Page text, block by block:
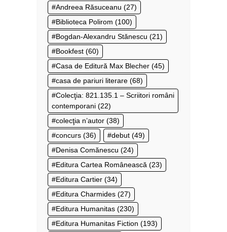
Andreea Răsuceanu (27)
Biblioteca Polirom (100)
Bogdan-Alexandru Stănescu (21)
Bookfest (60)
Casa de Editură Max Blecher (45)
casa de pariuri literare (68)
Colecţia: 821.135.1 – Scriitori români
contemporani (22)
colecţia n’autor (38)
concurs (36) debut (49)
Denisa Comănescu (24)
Editura Cartea Românească (23)
Editura Cartier (34)
Editura Charmides (27)
Editura Humanitas (230)
Editura Humanitas Fiction (193)